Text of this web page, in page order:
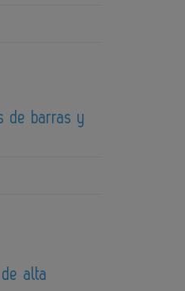
de barras y
alta